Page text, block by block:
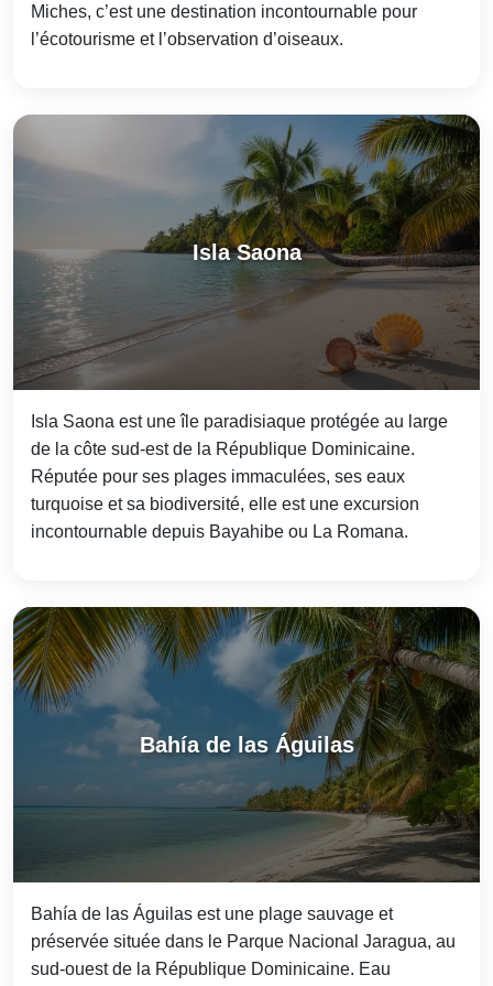
Miches, c’est une destination incontournable pour
l’écotourisme et l’observation d’oiseaux.
Isla Saona
Isla Saona est une île paradisiaque protégée au large
de la côte sud-est de la République Dominicaine.
Réputée pour ses plages immaculées, ses eaux
turquoise et sa biodiversité, elle est une excursion
incontournable depuis Bayahibe ou La Romana.
Bahía de las Águilas
Bahía de las Águilas est une plage sauvage et
préservée située dans le Parque Nacional Jaragua, au
sud-ouest de la République Dominicaine. Eau